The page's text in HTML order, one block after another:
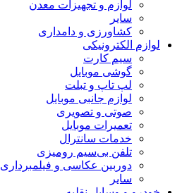
لوازم و تجهیزات معدن
سایر
کشاورزی و دامداری
لوازم الکترونیکی
سیم کارت
گوشی موبایل
لپ تاپ و تبلت
لوازم جانبی موبایل
صوتی و تصویری
تعمیرات موبایل
خدمات سانترال
تلفن بی‌سیم رومیزی
دوربین عکاسی و فیلمبرداری
سایر